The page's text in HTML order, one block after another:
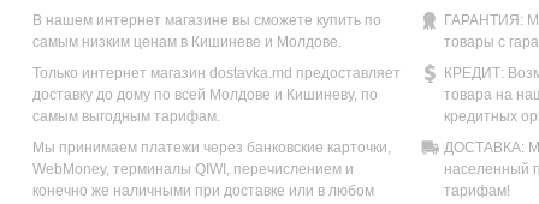
В нашем интернет магазине вы сможете купить по
самым низким ценам в Кишиневе и Молдове.
Только интернет магазин dostavka.md предоставляет
доставку до дому по всей Молдове и Кишиневу, по
самым выгодным тарифам.
Мы принимаем платежи через банковские карточки,
WebMoney, терминалы QIWI, перечислением и
конечно же наличными при доставке или в любом
ГАРАНТИЯ:
товары с
КРЕДИТ:
товара на
кредитных
ДОСТАВКА:
населенный
тарифам!